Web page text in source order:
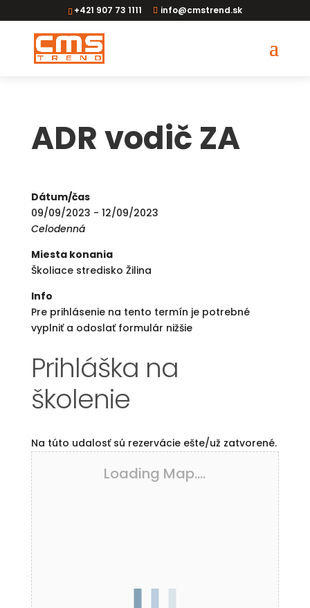
+421 907 73 1111 info@cmstrend.sk
ADR vodič ZA
Dátum/čas
09/09/2023 - 12/09/2023
Celodenná
Miesta konania
Školiace stredisko Žilina
Info
Pre prihlásenie na tento termín je potrebné
vyplniť a odoslať formulár nižšie
Prihláška na
školenie
Na túto udalosť sú rezervácie ešte/už zatvorené.
Loading Map....